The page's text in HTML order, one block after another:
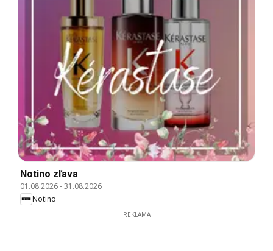
Notino zľava
01.08.2026-31.08.2026
Notino
REKLAMA